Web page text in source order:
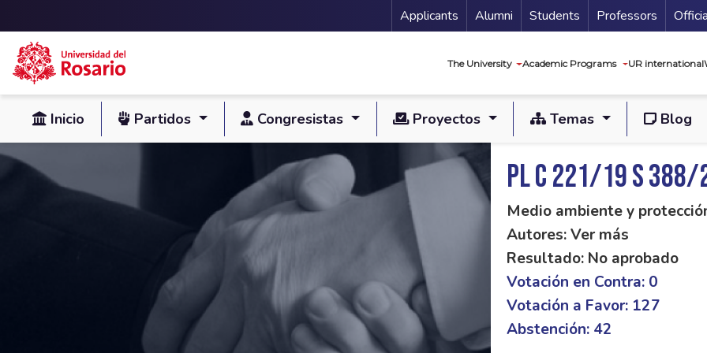
Skip to main content
Menu Secundario
Applicants Alumni Students Professors
The University Academic Programs UR international
Inicio Partidos Congresistas Proyectos Temas Blog
PL C 221/19 S 388/
Medio ambiente y
Autores: Ver más
Resultado: No aprobado
Votación en Contra: 0
Votación a Favor: 127
Abstención: 42